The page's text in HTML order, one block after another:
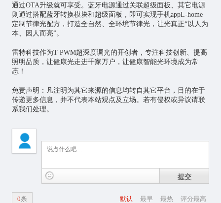
通过OTA升级就可享受。蓝牙电源通过关联超级面板、其它电源
则通过搭配蓝牙转换模块和超级面板，即可实现手机appL-home
定制节律光配方，打造全自然、全环境节律光，让光真正“以人为
本、因人而亮”。
雷特科技作为T-PWM超深度调光的开创者，专注科技创新、提高
照明品质，让健康光走进千家万户，让健康智能光环境成为常
态！
免责声明：凡注明为其它来源的信息均转自其它平台，目的在于
传递更多信息，并不代表本站观点及立场。若有侵权或异议请联
系我们处理。
提交
默认 最早 最热 评分最高
0条